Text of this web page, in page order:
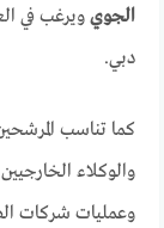
الجوي ويرغب في
دبي.
كما تناسب
والوكلاء
وعمليات شركات